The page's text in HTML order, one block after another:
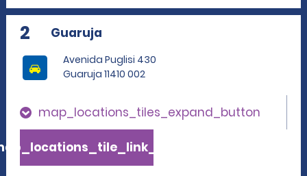
2 Guaruja
Avenida Puglisi 430
Guaruja 11410 002
map_locations_tiles_expand_button